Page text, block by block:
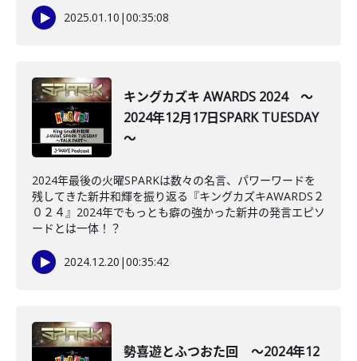
2025.01.10 |00:35:08
キングカズキ AWARDS 2024 ～
2024年12月17日SPARK TUESDAY
～
2024年最後の火曜SPARKは数々の名言、パワーワードを
残してきた新井和輝を振り返る『キングカズキAWARDS２
０２４』2024年でもっとも癖の強かった新井の発言エピソ
ードとは一体！？
2024.12.20 |00:35:42
勢喜遊とふつおた回 ～2024年12